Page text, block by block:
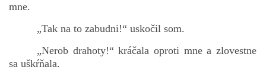
mne.
„Tak na to zabudni!“ uskočil som.
„Nerob drahoty!“ kráčala oproti mne a zlovestne
sa uškŕňala.